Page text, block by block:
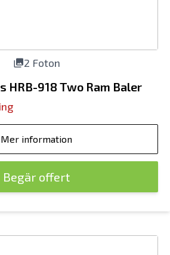
2 Foton
HRB-918 Two Ram Baler
Mer information
Begär offert